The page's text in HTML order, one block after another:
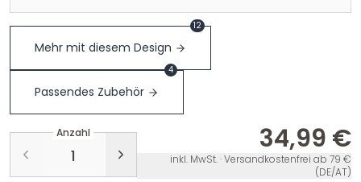
Mehr mit diesem Design
12
Passendes Zubehör
4
Anzahl 34,99 €
inkl. MwSt. · Versandkostenfrei ab 79 €
(DE/AT)